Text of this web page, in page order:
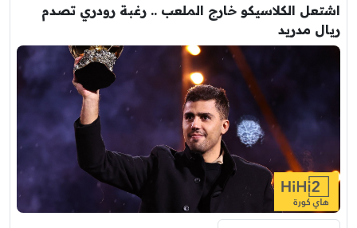
اشتعل الكلاسيكو خارج الملعب .. رغبة رودري تصدم
ريال مدريد